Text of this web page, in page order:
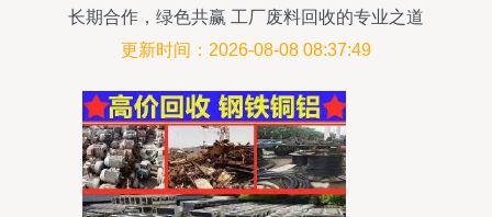
长期合作，绿色共赢 工厂废料回收的专业之道
更新时间：2026-08-08 08:37:49